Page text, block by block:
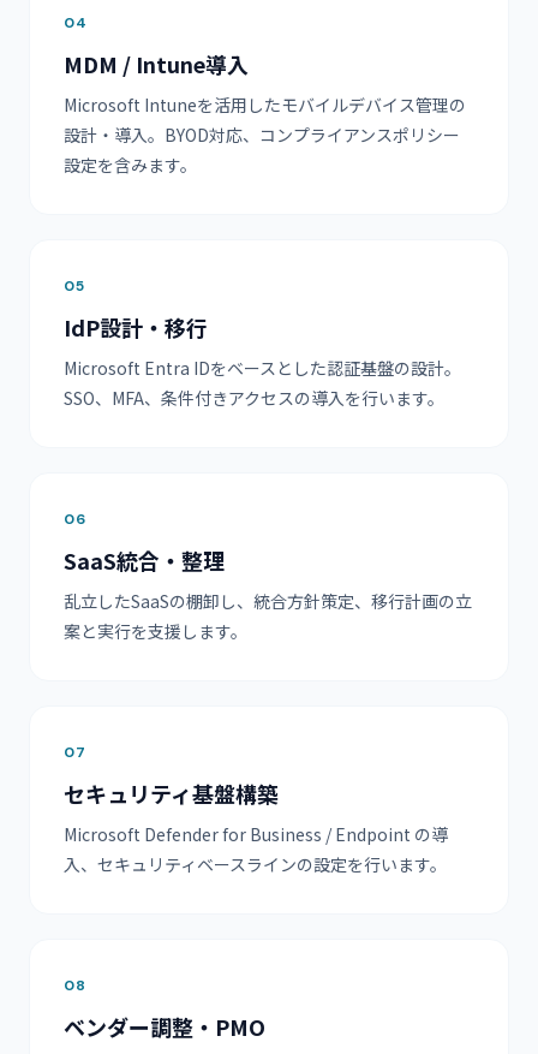
04
MDM / Intune導入
Microsoft Intuneを活用したモバイルデバイス管理の
設計・導入。BYOD対応、コンプライアンスポリシー
設定を含みます。
05
IdP設計・移行
Microsoft Entra IDをベースとした認証基盤の設計。
SSO、MFA、条件付きアクセスの導入を行います。
06
SaaS統合・整理
乱立したSaaSの棚卸し、統合方針策定、移行計画の立
案と実行を支援します。
07
セキュリティ基盤構築
Microsoft Defender for Business / Endpoint の導
入、セキュリティベースラインの設定を行います。
08
ベンダー調整・PMO